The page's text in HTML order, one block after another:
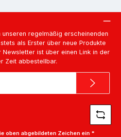
regelmäßig erscheinenden
als Erster über neue Produkte
ist über einen Link in der
Zeit abbestellbar.
oben abgebildeten Zeichen ein *